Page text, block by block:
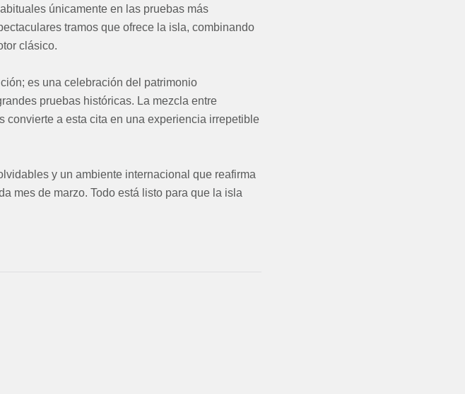
únicamente en las pruebas más
tramos que ofrece la isla, combinando
clásico.
es una celebración del patrimonio
pruebas históricas. La mezcla entre
a esta cita en una experiencia irrepetible
y un ambiente internacional que reafirma
mes de marzo. Todo está listo para que la isla